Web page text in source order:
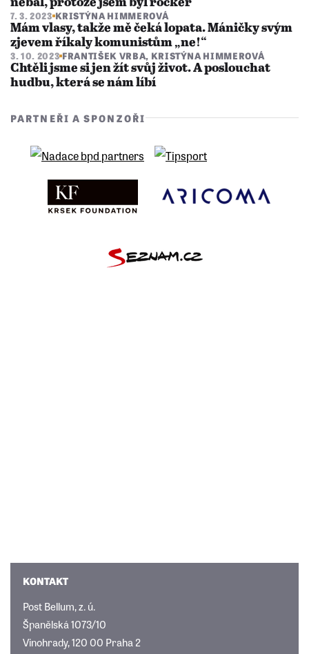
7. 3. 2023 KRISTÝNA HIMMEROVÁ
Mám vlasy, takže mě čeká lopata. Máničky svým
zjevem říkaly komunistům „ne!“
3. 10. 2023 FRANTIŠEK VRBA, KRISTÝNA HIMMEROVÁ
Chtěli jsme si jen žít svůj život. A poslouchat
hudbu, která se nám líbí
PARTNEŘI A SPONZOŘI
KONTAKT
Post Bellum, z. ú.
Španělská 1073/10
Vinohrady, 120 00 Praha 2